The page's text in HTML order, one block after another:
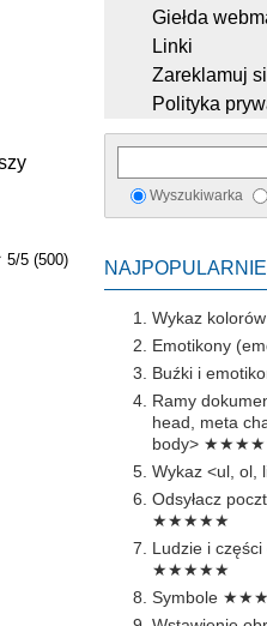
Giełda
Linki
Zareklamuj
Polityka
Wyszukiwarka
Wykaz
Emotikony
Buźki i
Ramy
head, meta
body>
Wykaz <ul, ol,
Odsyłacz
★★★★★
Ludzie i części
★★★★★
Symbole
5/5 (500)